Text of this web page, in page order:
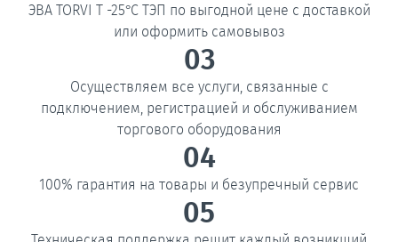
ЭВА TORVI T -25°C ТЭП по выгодной цене с доставкой
или оформить самовывоз
03
Осуществляем все услуги, связанные с
подключением, регистрацией и обслуживанием
торгового оборудования
04
100% гарантия на товары и безупречный сервис
05